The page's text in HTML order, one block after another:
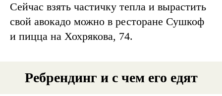
Сейчас взять частичку тепла и вырастить
свой авокадо можно в ресторане Сушкоф
и пицца на Хохрякова, 74.
Ребрендинг и с чем его едят